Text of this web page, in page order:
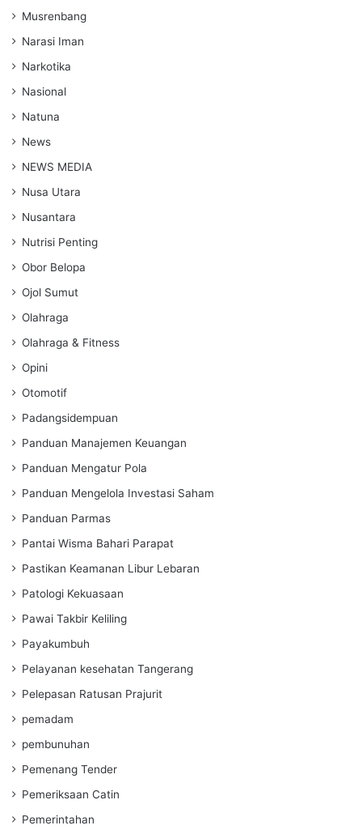
Musrenbang
Narasi Iman
Narkotika
Nasional
Natuna
News
NEWS MEDIA
Nusa Utara
Nusantara
Nutrisi Penting
Obor Belopa
Ojol Sumut
Olahraga
Olahraga & Fitness
Opini
Otomotif
Padangsidempuan
Panduan Manajemen Keuangan
Panduan Mengatur Pola
Panduan Mengelola Investasi Saham
Panduan Parmas
Pantai Wisma Bahari Parapat
Pastikan Keamanan Libur Lebaran
Patologi Kekuasaan
Pawai Takbir Keliling
Payakumbuh
Pelayanan kesehatan Tangerang
Pelepasan Ratusan Prajurit
pemadam
pembunuhan
Pemenang Tender
Pemeriksaan Catin
Pemerintahan